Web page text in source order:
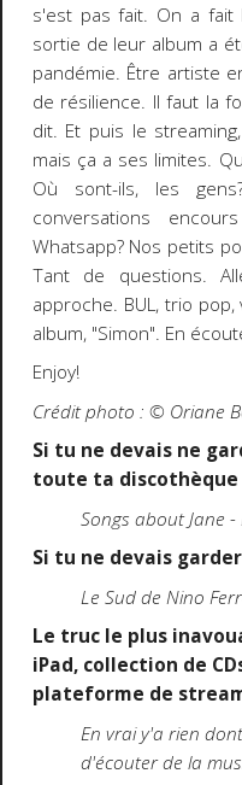
s'est pas fait. On a fait
sortie de leur album a
pandémie. Être artiste
de résilience. Il faut la
dit. Et puis le
mais ça a ses limites.
Où sont-ils, les
conversations
Whatsapp? Nos petits
Tant de questions.
approche. BUL, trio
album, "Simon". En
Enjoy!
Crédit photo : ©️ Oriane
Si tu ne devais ne
toute ta discothèque
Songs about Jane
Si tu ne devais
Le Sud de Nino
Le truc le plus
iPad, collection de
plateforme de
En vrai y'a rien
d'écouter de la